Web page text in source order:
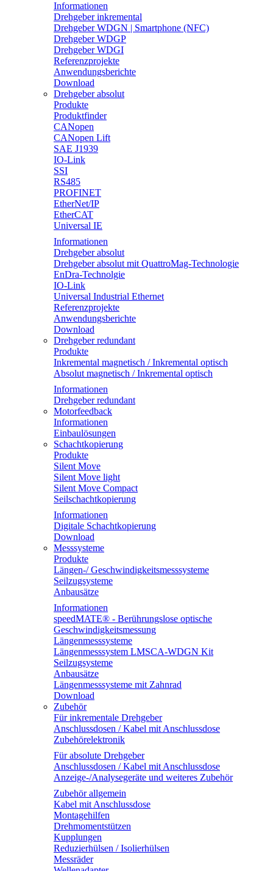
Informationen
Drehgeber inkremental
Drehgeber WDGN | Smartphone (NFC)
Drehgeber WDGP
Drehgeber WDGI
Referenzprojekte
Anwendungsberichte
Download
Drehgeber absolut
Produkte
Produktfinder
CANopen
CANopen Lift
SAE J1939
IO-Link
SSI
RS485
PROFINET
EtherNet/IP
EtherCAT
Universal IE
Informationen
Drehgeber absolut
Drehgeber absolut mit QuattroMag-Technologie
EnDra-Technolgie
IO-Link
Universal Industrial Ethernet
Referenzprojekte
Anwendungsberichte
Download
Drehgeber redundant
Produkte
Inkremental magnetisch / Inkremental optisch
Absolut magnetisch / Inkremental optisch
Informationen
Drehgeber redundant
Motorfeedback
Informationen
Einbaulösungen
Schachtkopierung
Produkte
Silent Move
Silent Move light
Silent Move Compact
Seilschachtkopierung
Informationen
Digitale Schachtkopierung
Download
Messsysteme
Produkte
Längen-/ Geschwindigkeitsmesssysteme
Seilzugsysteme
Anbausätze
Informationen
speedMATE® - Berührungslose optische
Geschwindigkeitsmessung
Längenmesssysteme
Längenmesssystem LMSCA-WDGN Kit
Seilzugsysteme
Anbausätze
Längenmesssysteme mit Zahnrad
Download
Zubehör
Für inkrementale Drehgeber
Anschlussdosen / Kabel mit Anschlussdose
Zubehörelektronik
Für absolute Drehgeber
Anschlussdosen / Kabel mit Anschlussdose
Anzeige-/Analysegeräte und weiteres Zubehör
Zubehör allgemein
Kabel mit Anschlussdose
Montagehilfen
Drehmomentstützen
Kupplungen
Reduzierhülsen / Isolierhülsen
Messräder